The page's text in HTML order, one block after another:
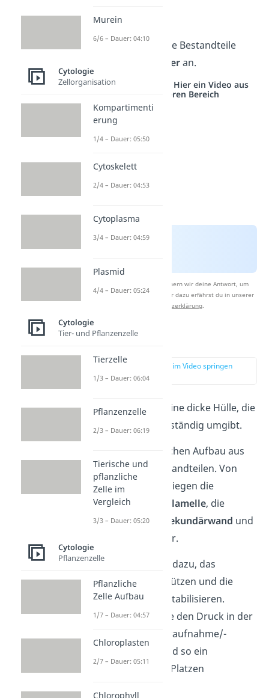
Protoplast
Schauen wir uns die Bestandteile
genaueran.
Studyflix vernetzt: Hier ein Video aus
einem anderen Bereich
Nach Beantwortung speichern wir deine Antwort, um
Studyflix zu verbessern. Mehr dazu erfährst du in unserer
Datenschutzerklärung.
zur Stelle im Video springen
(00:30)
EineZellwand
ist eine dicke Hülle, die
Pflanzenzellen vollständig umgibt.
Sie hat einen typischen Aufbau aus
vier wichtigen Bestandteilen. Von
außen nach innen liegen die
sogenannte
Mittellamelle, die
Primärwand, die Sekundärwand und
vor.
Die Zellwand dient dazu, das
Cytoplasma zu schützen und die
Form der Zelle zu stabilisieren.
Außerdem kann sie den Druck in der
Zelle durch Wasseraufnahme/-
abgabe steuern und so ein
Austrocknen oder Platzen
Murein
6/6 – Dauer: 04:10
Cytologie
Zellorganisation
Kompartimenti
erung
1/4 – Dauer: 05:50
Cytoskelett
2/4 – Dauer: 04:53
Cytoplasma
3/4 – Dauer: 04:59
Plasmid
4/4 – Dauer: 05:24
Cytologie
Tier- und Pflanzenzelle
Tierzelle
1/3 – Dauer: 06:04
Pflanzenzelle
2/3 – Dauer: 06:19
Tierische und
pflanzliche
Zelle im
Vergleich
3/3 – Dauer: 05:20
Cytologie
Pflanzenzelle
Pflanzliche
Zelle Aufbau
1/7 – Dauer: 04:57
Chloroplasten
2/7 – Dauer: 05:11
Chlorophyll